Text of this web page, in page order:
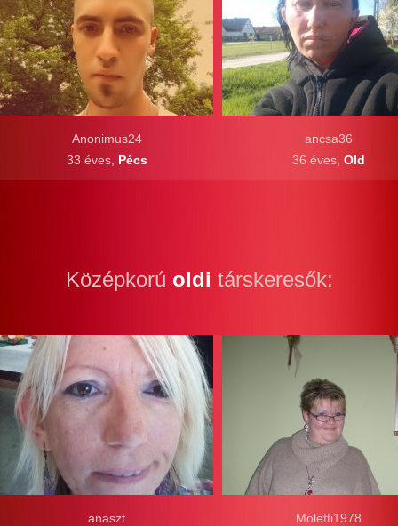
ancsa36
36 éves, Old
Anonimus24
33 éves, Pécs
Középkorú oldi társkeresők:
anaszt
Moletti1978